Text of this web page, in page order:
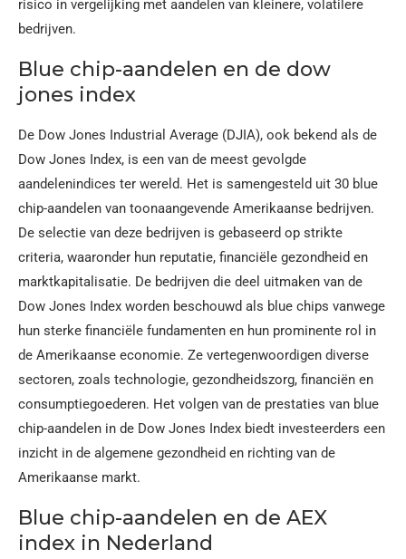
risico in vergelijking met aandelen van kleinere, volatilere
bedrijven.
Blue chip-aandelen en de dow
jones index
De Dow Jones Industrial Average (DJIA), ook bekend als de
Dow Jones Index, is een van de meest gevolgde
aandelenindices ter wereld. Het is samengesteld uit 30 blue
chip-aandelen van toonaangevende Amerikaanse bedrijven.
De selectie van deze bedrijven is gebaseerd op strikte
criteria, waaronder hun reputatie, financiële gezondheid en
marktkapitalisatie. De bedrijven die deel uitmaken van de
Dow Jones Index worden beschouwd als blue chips vanwege
hun sterke financiële fundamenten en hun prominente rol in
de Amerikaanse economie. Ze vertegenwoordigen diverse
sectoren, zoals technologie, gezondheidszorg, financiën en
consumptiegoederen. Het volgen van de prestaties van blue
chip-aandelen in de Dow Jones Index biedt investeerders een
inzicht in de algemene gezondheid en richting van de
Amerikaanse markt.
Blue chip-aandelen en de AEX
index in Nederland